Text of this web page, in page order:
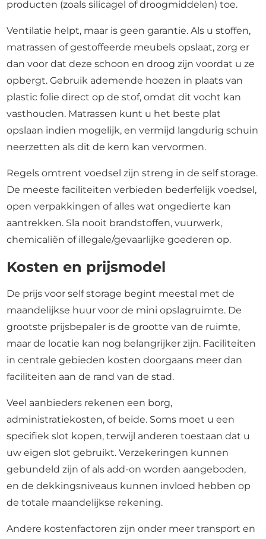
producten (zoals silicagel of droogmiddelen) toe.
Ventilatie helpt, maar is geen garantie. Als u stoffen,
matrassen of gestoffeerde meubels opslaat, zorg er
dan voor dat deze schoon en droog zijn voordat u ze
opbergt. Gebruik ademende hoezen in plaats van
plastic folie direct op de stof, omdat dit vocht kan
vasthouden. Matrassen kunt u het beste plat
opslaan indien mogelijk, en vermijd langdurig schuin
neerzetten als dit de kern kan vervormen.
Regels omtrent voedsel zijn streng in de self storage.
De meeste faciliteiten verbieden bederfelijk voedsel,
open verpakkingen of alles wat ongedierte kan
aantrekken. Sla nooit brandstoffen, vuurwerk,
chemicaliën of illegale/gevaarlijke goederen op.
Kosten en prijsmodel
De prijs voor self storage begint meestal met de
maandelijkse huur voor de mini opslagruimte. De
grootste prijsbepaler is de grootte van de ruimte,
maar de locatie kan nog belangrijker zijn. Faciliteiten
in centrale gebieden kosten doorgaans meer dan
faciliteiten aan de rand van de stad.
Veel aanbieders rekenen een borg,
administratiekosten, of beide. Soms moet u een
specifiek slot kopen, terwijl anderen toestaan dat u
uw eigen slot gebruikt. Verzekeringen kunnen
gebundeld zijn of als add-on worden aangeboden,
en de dekkingsniveaus kunnen invloed hebben op
de totale maandelijkse rekening.
Andere kostenfactoren zijn onder meer transport en